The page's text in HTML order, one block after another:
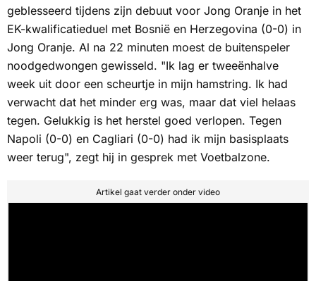
geblesseerd tijdens zijn debuut voor Jong Oranje in het
EK-kwalificatieduel met Bosnië en Herzegovina (0-0) in
Jong Oranje. Al na 22 minuten moest de buitenspeler
noodgedwongen gewisseld. "Ik lag er tweeënhalve
week uit door een scheurtje in mijn hamstring. Ik had
verwacht dat het minder erg was, maar dat viel helaas
tegen. Gelukkig is het herstel goed verlopen. Tegen
Napoli (0-0) en Cagliari (0-0) had ik mijn basisplaats
weer terug", zegt hij in gesprek met Voetbalzone.
Artikel gaat verder onder video